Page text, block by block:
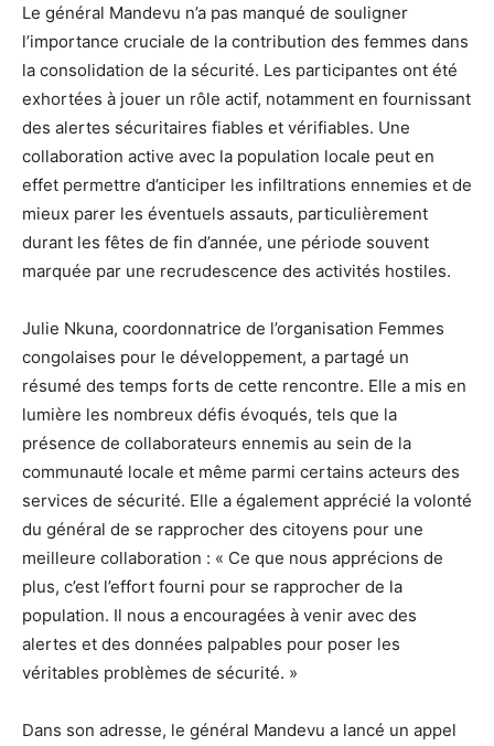
Le général Mandevu n’a pas manqué de souligner
l’importance cruciale de la contribution des femmes dans
la consolidation de la sécurité. Les participantes ont été
exhortées à jouer un rôle actif, notamment en fournissant
des alertes sécuritaires fiables et vérifiables. Une
collaboration active avec la population locale peut en
effet permettre d’anticiper les infiltrations ennemies et de
mieux parer les éventuels assauts, particulièrement
durant les fêtes de fin d’année, une période souvent
marquée par une recrudescence des activités hostiles.
Julie Nkuna, coordonnatrice de l’organisation Femmes
congolaises pour le développement, a partagé un
résumé des temps forts de cette rencontre. Elle a mis en
lumière les nombreux défis évoqués, tels que la
présence de collaborateurs ennemis au sein de la
communauté locale et même parmi certains acteurs des
services de sécurité. Elle a également apprécié la volonté
du général de se rapprocher des citoyens pour une
meilleure collaboration : « Ce que nous apprécions de
plus, c’est l’effort fourni pour se rapprocher de la
population. Il nous a encouragées à venir avec des
alertes et des données palpables pour poser les
véritables problèmes de sécurité. »
Dans son adresse, le général Mandevu a lancé un appel